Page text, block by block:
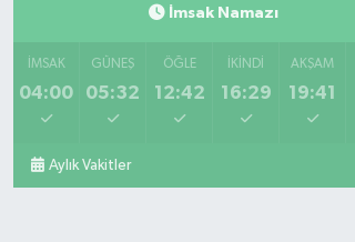
İmsak Namazı
İMSAK
04:00
GÜNEŞ
05:32
ÖĞLE
12:42
İKINDI
16:29
AKŞAM
19:41
Aylık Vakitler